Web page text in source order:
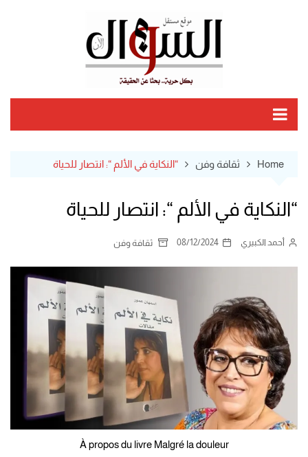
Home ثقافة وفن “النكاية في الألم “: انتصار للحياة
“النكاية في الألم “: انتصار للحياة
أحمد الكبيري 08/12/2024 ثقافة وفن
À propos du livre Malgré la douleur